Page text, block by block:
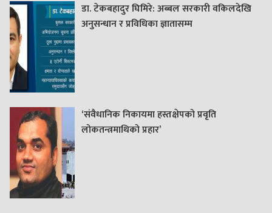
डा. टेकबहादुर घिमिरे: अब्बल सरकारी वकिलदेखि
अनुसन्धान र प्रविधिका ज्ञातासम्म
‘संवैधानिक निकायमा हस्तक्षेपको प्रवृति
लोकतन्त्रमाथिको प्रहार’